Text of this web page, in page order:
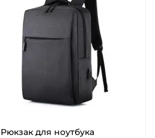
Рюкзак для ноутбука